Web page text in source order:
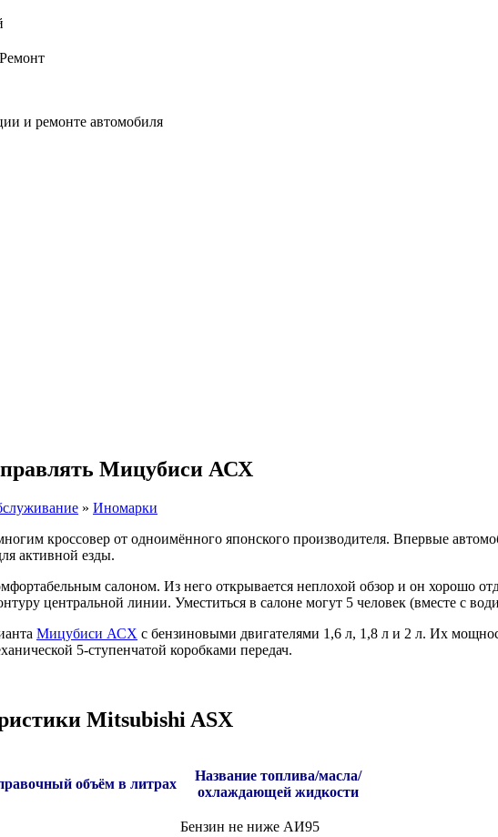
и ремонте автомобиля
Мицубиси АСХ
» Иномарки
кроссовер от одноимённого японского производителя. Впервые
активной езды.
салоном. Из него открывается неплохой обзор и он хорошо
центральной линии. Уместиться в салоне могут 5 человек (вместе с
Мицубиси АСХ с бензиновыми двигателями 1,6 л, 1,8 л и 2 л. Их
5-ступенчатой коробками передач.
Mitsubishi ASX
объём в литрах
Название топлива/масла/
охлаждающей жидкости
Бензин не ниже АИ95